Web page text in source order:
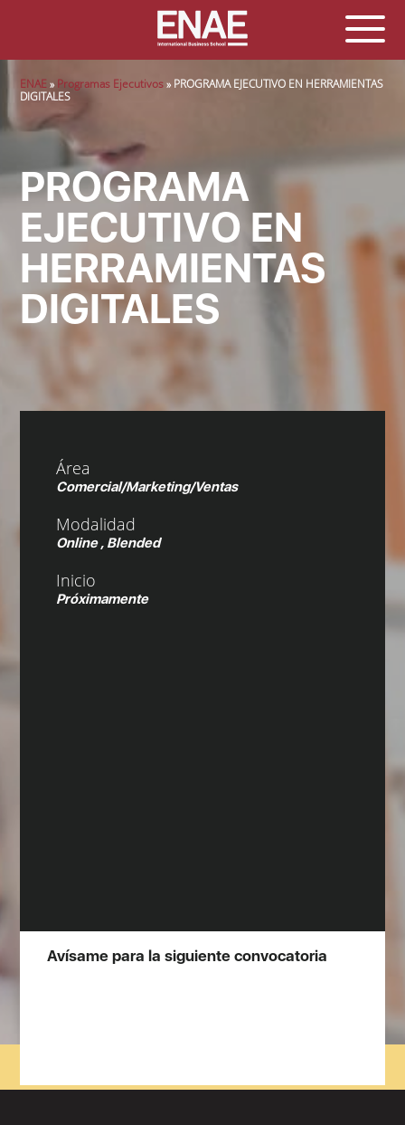
Sobrescribir enlaces de ayuda a la navegación
ENAE Programas Ejecutivos
PROGRAMA EJECUTIVO EN HERRAMIENTAS
DIGITALES
PROGRAMA
EJECUTIVO EN
HERRAMIENTAS
DIGITALES
Área
Comercial/Marketing/Ventas
Modalidad
Online , Blended
Inicio
Próximamente
Avísame para la siguiente convocatoria